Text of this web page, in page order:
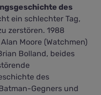
des
ein schlechter Tag,
zerstören. 1988
Moore (Watchmen)
Bolland, beides
des
Gegners und